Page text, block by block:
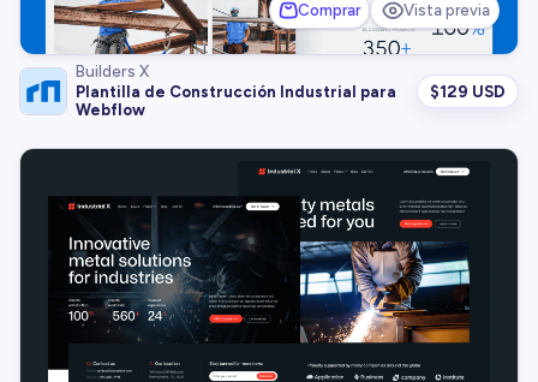
Comprar Vista previa
Builders X
Plantilla de Construcción Industrial para
Webflow
$129 USD